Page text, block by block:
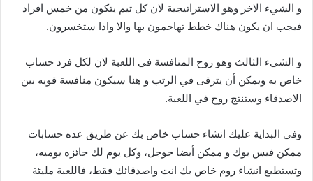
و الشيء الاخر وهو الاستراتيجية لان كل تيم يتكون من خمس افراد
فيجب ان يكون هناك خطط تهاجمون بها والا واذا ستخسرون.
و الشيء الثالث وهو روح المنافسة في اللعبة لان لكل فرد حساب
خاص به ويمكن أن يترقى في الرتب و هنا سيكون منافسة قويه بين
الاصدقاء وستنتج روح في اللعبة.
وفي البداية عليك انشاء حساب خاص بك عن طريق عده حسابات
ممكن فيس بوك و ممكن أيضا جوجل، وكل يوم لك جائزه يوميه،
وتستطيع انشاء روم خاص بك انت واصدقائك فقط، فاللعبة مليئة